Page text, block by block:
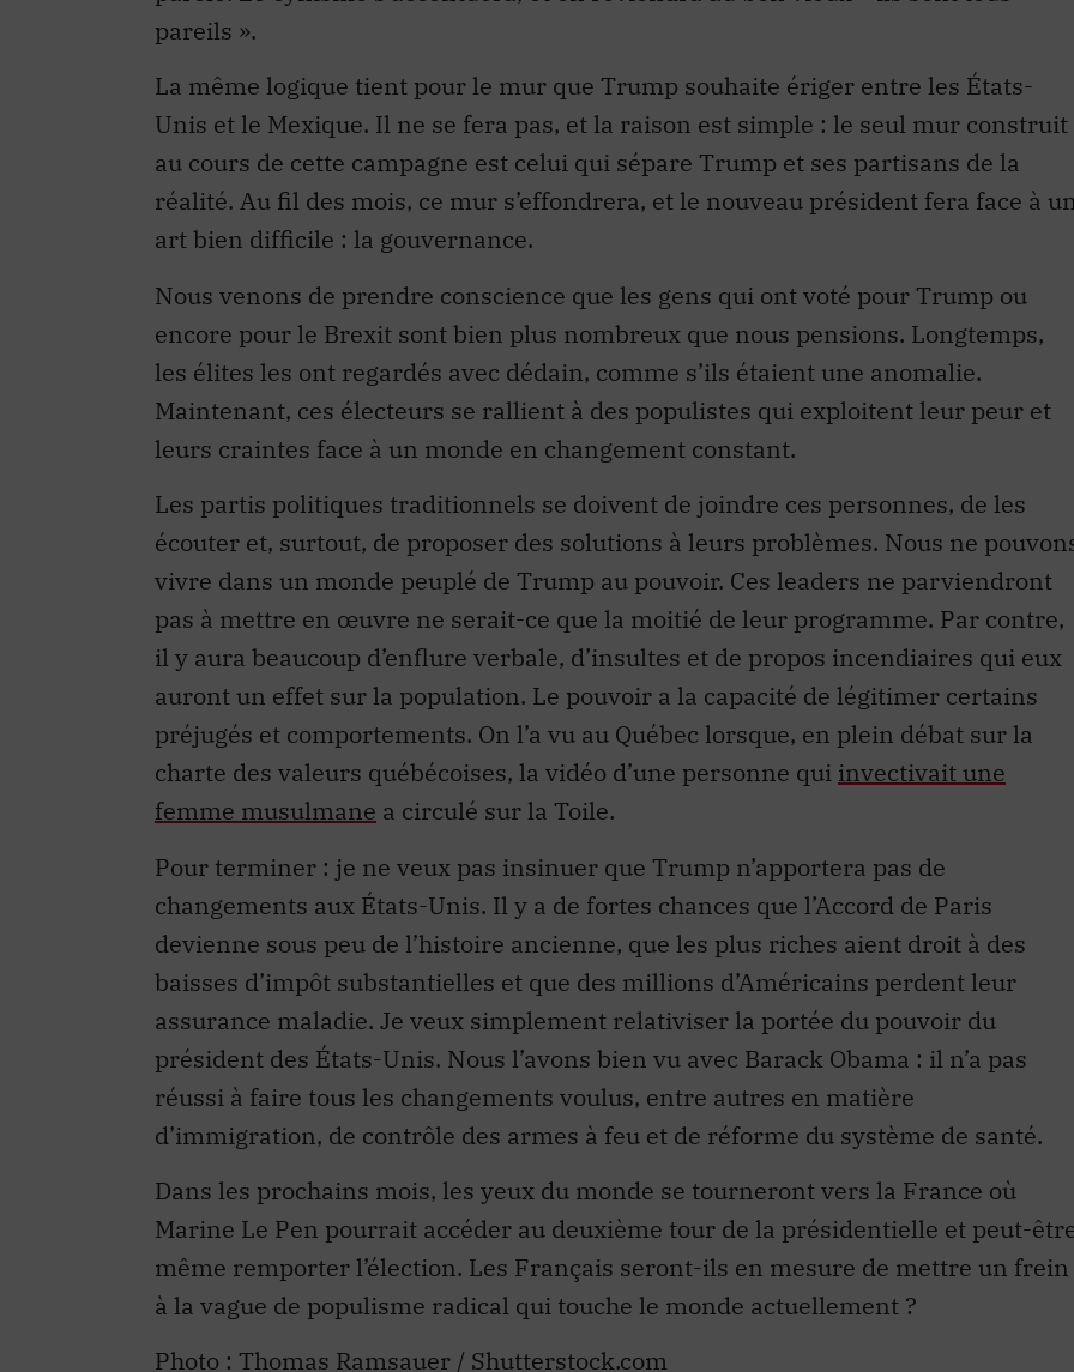
pareils ».
La même logique tient pour le mur que Trump souhaite ériger entre les États-
Unis et le Mexique. Il ne se fera pas, et la raison est simple : le seul mur construit
au cours de cette campagne est celui qui sépare Trump et ses partisans de la
réalité. Au fil des mois, ce mur s’effondrera, et le nouveau président fera face à
art bien difficile : la gouvernance.
Nous venons de prendre conscience que les gens qui ont voté pour Trump ou
encore pour le Brexit sont bien plus nombreux que nous pensions. Longtemps,
les élites les ont regardés avec dédain, comme s’ils étaient une anomalie.
Maintenant, ces électeurs se rallient à des populistes qui exploitent leur peur et
leurs craintes face à un monde en changement constant.
Les partis politiques traditionnels se doivent de joindre ces personnes, de les
écouter et, surtout, de proposer des solutions à leurs problèmes. Nous ne
vivre dans un monde peuplé de Trump au pouvoir. Ces leaders ne parviendront
pas à mettre en œuvre ne serait-ce que la moitié de leur programme. Par contre,
il y aura beaucoup d’enflure verbale, d’insultes et de propos incendiaires qui eux
auront un effet sur la population. Le pouvoir a la capacité de légitimer certains
préjugés et comportements. On l’a vu au Québec lorsque, en plein débat sur la
charte des valeurs québécoises, la vidéo d’une personne qui invectivait une
femme musulmane a circulé sur la Toile.
Pour terminer : je ne veux pas insinuer que Trump n’apportera pas de
changements aux États-Unis. Il y a de fortes chances que l’Accord de Paris
devienne sous peu de l’histoire ancienne, que les plus riches aient droit à des
baisses d’impôt substantielles et que des millions d’Américains perdent leur
assurance maladie. Je veux simplement relativiser la portée du pouvoir du
président des États-Unis. Nous l’avons bien vu avec Barack Obama : il n’a pas
réussi à faire tous les changements voulus, entre autres en matière
d’immigration, de contrôle des armes à feu et de réforme du système de santé.
Dans les prochains mois, les yeux du monde se tourneront vers la France où
Marine Le Pen pourrait accéder au deuxième tour de la présidentielle et peut-
même remporter l’élection. Les Français seront-ils en mesure de mettre un frein
à la vague de populisme radical qui touche le monde actuellement ?
Photo : Thomas Ramsauer / Shutterstock.com